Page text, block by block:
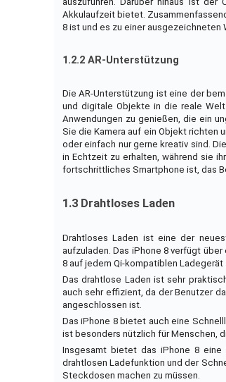
Akkulaufzeit bietet.
8 ist und es zu einer ausgezeichneten
1.2.2 AR-Unterstützung
Die AR-Unterstützung ist eine der
und digitale Objekte in die reale
Anwendungen zu genießen, die ein
Sie die Kamera auf ein Objekt richten
oder einfach nur gerne kreativ sind.
in Echtzeit zu erhalten, während sie
fortschrittliches Smartphone ist, das
1.3 Drahtloses Laden
Drahtloses Laden ist eine der
aufzuladen. Das iPhone 8 verfügt
8 auf jedem Qi-kompatiblen
Das drahtlose Laden ist sehr
auch sehr effizient, da der Benutzer
angeschlossen ist.
Das iPhone 8 bietet auch eine
ist besonders nützlich für Menschen,
Insgesamt bietet das iPhone 8
drahtlosen Ladefunktion und der
Steckdosen machen zu müssen.